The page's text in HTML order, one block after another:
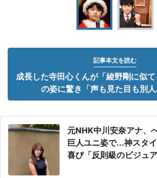
記事本文を読む
成長した寺田心くんが「綾野剛に似
の姿に驚き「声も見た目も別人
元NHK中川安奈アナ、
巨人ユニ姿で...神スタ
喜び「反則級のビジュア